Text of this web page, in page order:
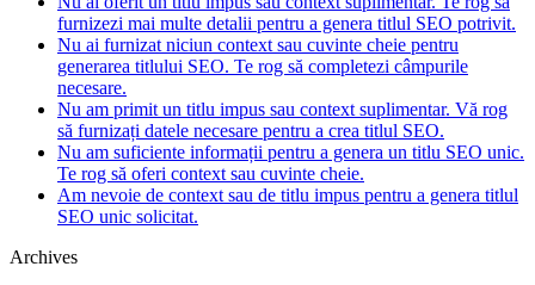
furnizezi mai multe detalii pentru a genera titlul SEO potrivit.
Nu ai furnizat niciun context sau cuvinte cheie pentru
generarea titlului SEO. Te rog să completezi câmpurile
necesare.
Nu am primit un titlu impus sau context suplimentar. Vă rog
să furnizați datele necesare pentru a crea titlul SEO.
Nu am suficiente informații pentru a genera un titlu SEO unic.
Te rog să oferi context sau cuvinte cheie.
Am nevoie de context sau de titlu impus pentru a genera titlul
SEO unic solicitat.
Archives